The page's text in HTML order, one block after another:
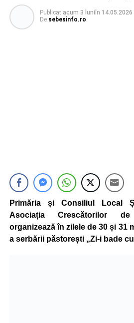
Publicat acum 3 luniîn 14.05.2026
De sebesinfo.ro
Primăria și Consiliul Local
Asociația Crescătorilor
organizează în zilele de 30 și 31
a serbării păstorești „Zi-i bade